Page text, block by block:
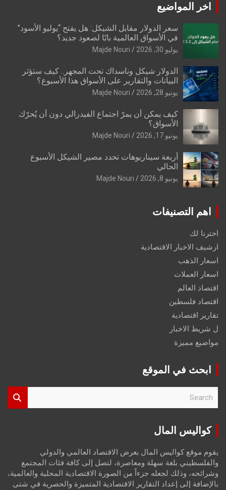
اخر المواضيع
سعر الدولار مقابل الشيكل: هل يفتح “يوليو الأسود”
في الأسواق العالمية بابًا لصعود جديد؟
يوليو 30, 2026 Majde Nouri
الدولار شيكل وناسداك تحت المجهر.. كيف ستؤثر
البيانات والتقارير على الأسواق هذا الأسبوع؟
يونيو 28, 2026 Majde Nouri
كيف يمكن أن يمرّ اجتماع الفيدرالي دون أن يُحرّك
الأسواق؟
يونيو 17, 2026 Majde Nouri
أربعة سيناريوهات تحدد مصير الشيكل الأسبوع
الحالي
يونيو 8, 2026 Majde Nouri
اهم التصنيفات
اخترنا لك
ارشيف الاخبار الاقتصادية
اسعار الذهب
اسعار العملات
اقتصاد العالم
اقتصاد فلسطين
تقارير اقتصادية
ل شريط الاخبار
مواضيع مميزة
ابحث في الموقع
r
كواليس المال
يقوم موقع كواليس المال بعرض الاقتصاد العالمي والدولي
والفلسطيني بلغة سهلة ومعاصرة، لتصل إلى كافة فئات المجتمع
وشرائحه، وذلك لجعله جزءاً من الصورة الاقتصادية المحلية والعالمية،
بالإضافة إلى إعداد التقارير الاقتصادية المتميزة والحصرية في شتى